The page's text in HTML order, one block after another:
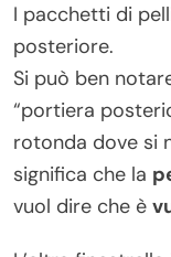
I pacchetti di
posteriore.
Si può ben
“portiera
rotonda dove si
significa che la
vuol dire che è